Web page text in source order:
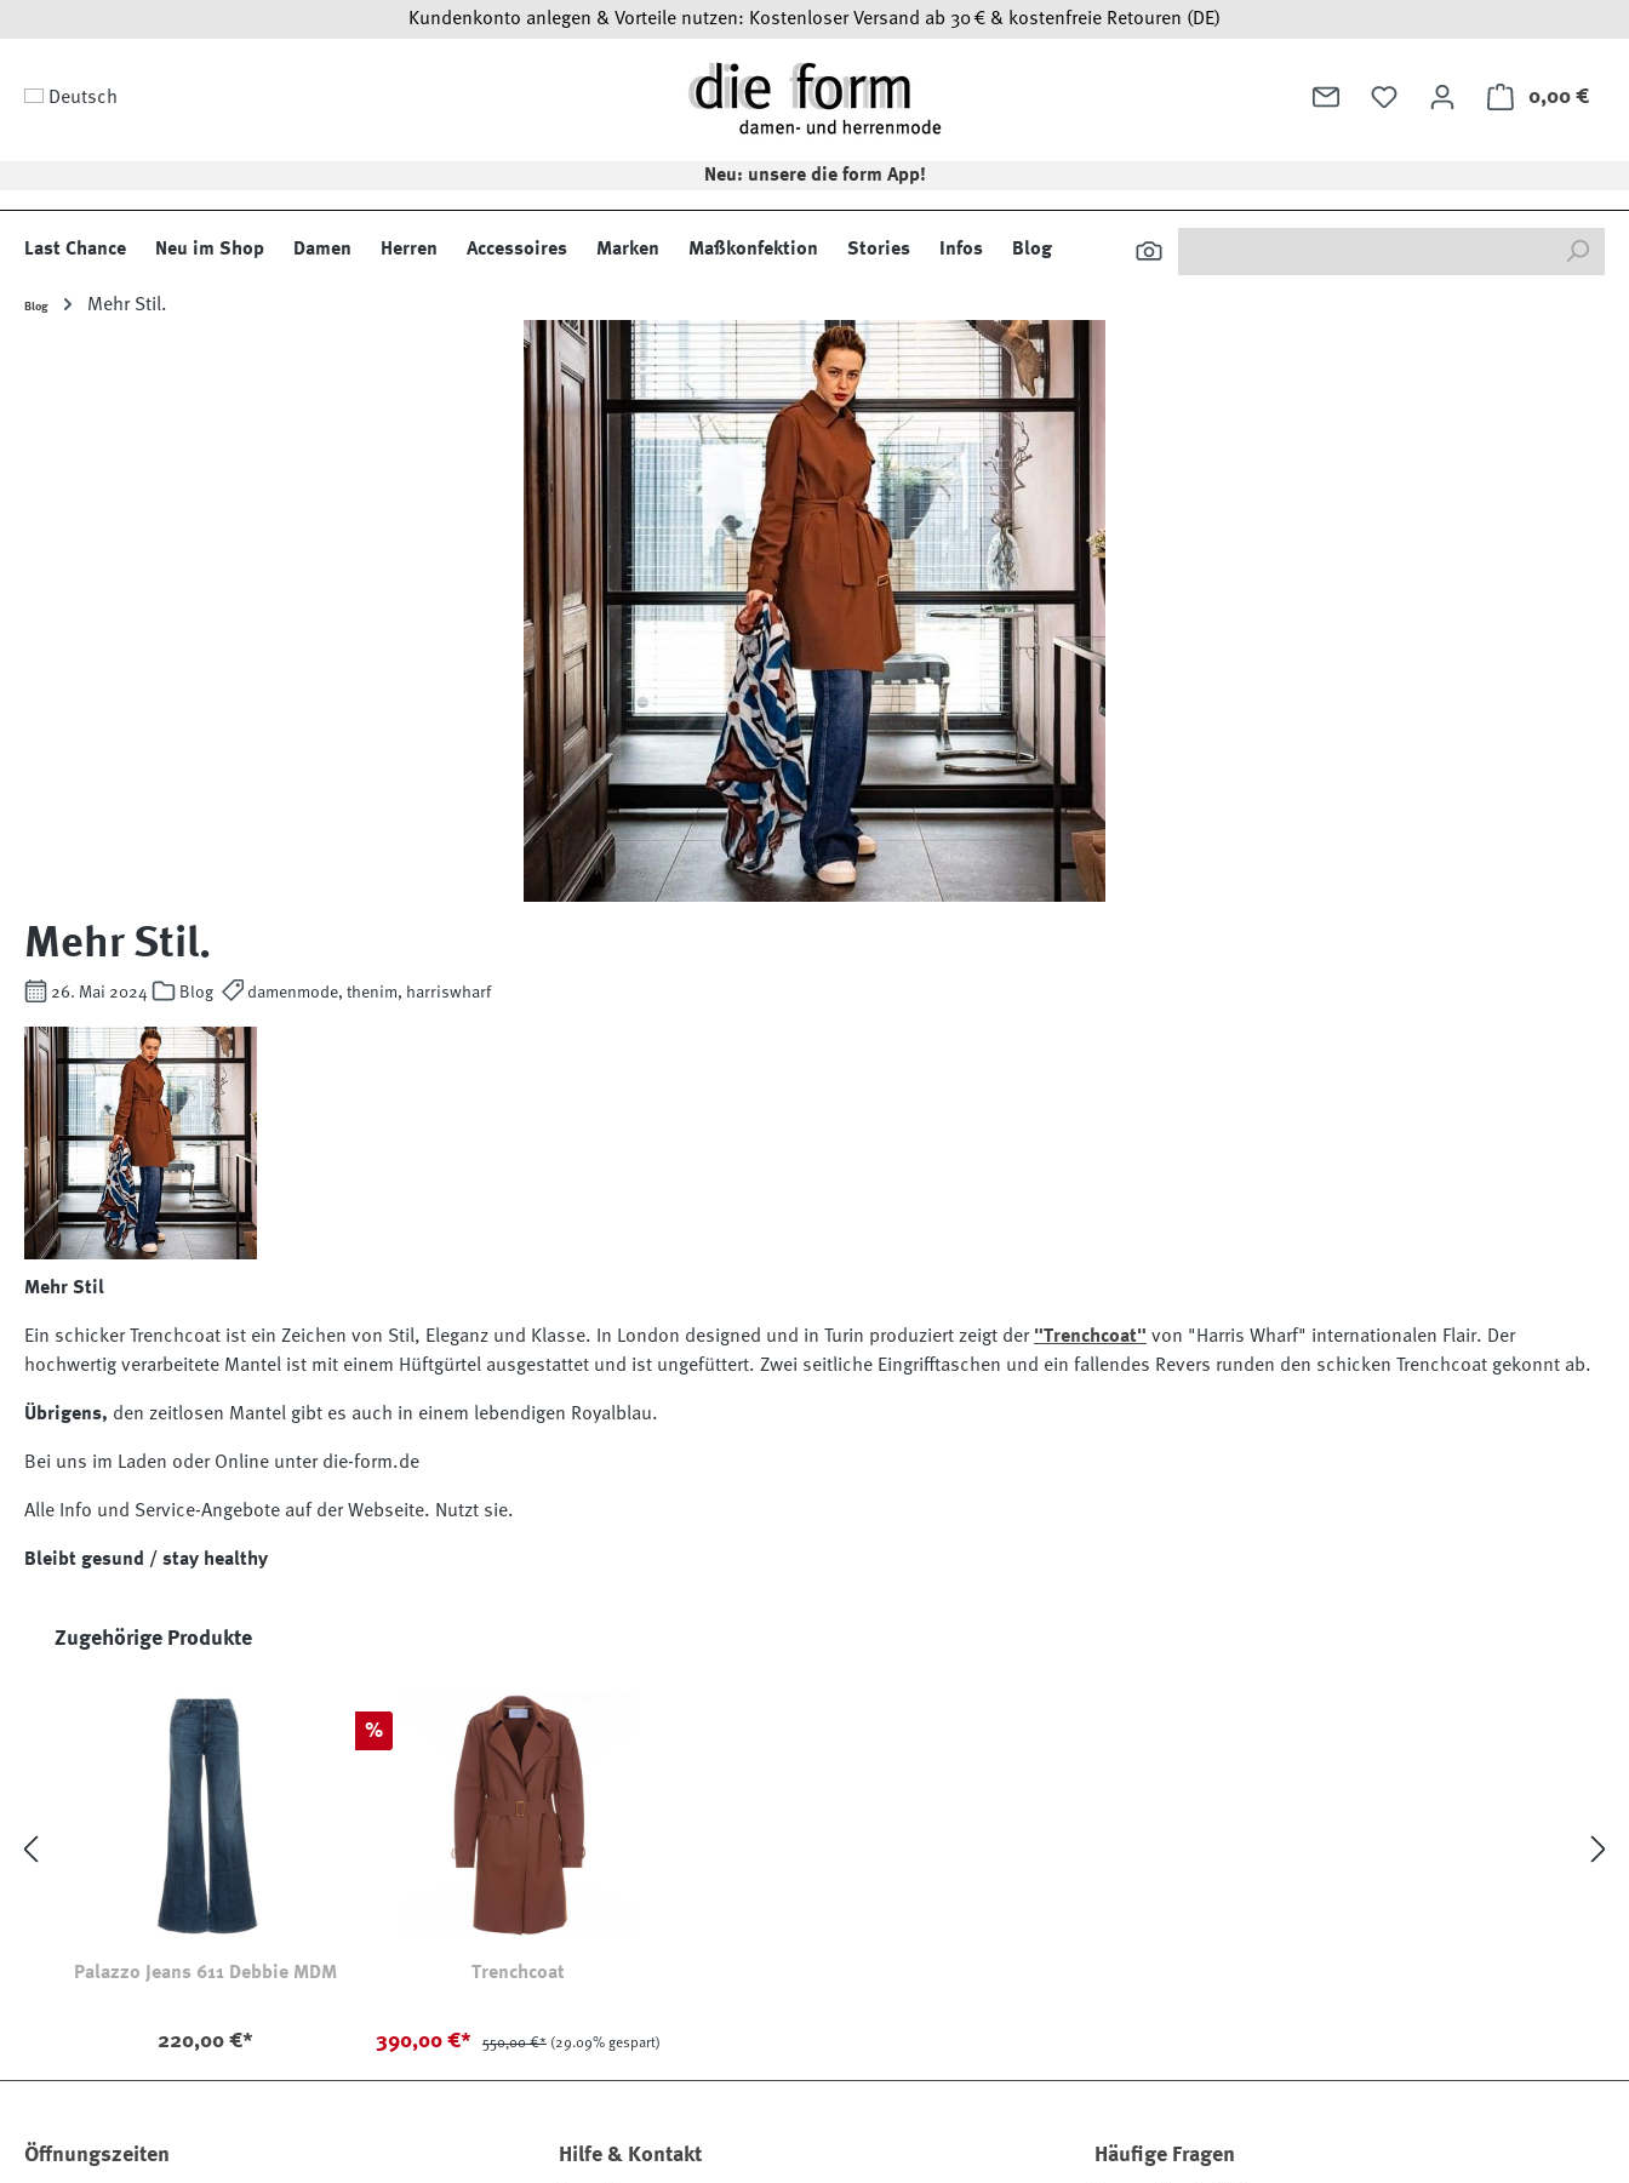
Kundenkonto anlegen & Vorteile nutzen: Kostenloser Versand ab 30 € & kostenfreie Retouren (DE)
Deutsch 0,00 €
Neu: unsere die form App!
Last Chance Neu im Shop Damen Herren Accessoires Marken Maßkonfektion Stories Infos Blog
Blog Mehr Stil.
Mehr Stil.
26. Mai 2024 Blog damenmode, thenim, harriswharf
Mehr Stil
Ein schicker Trenchcoat ist ein Zeichen von Stil, Eleganz und Klasse. In London designed und in Turin produziert zeigt der "Trenchcoat" von "Harris Wharf" internationalen Flair. Der
hochwertig verarbeitete Mantel ist mit einem Hüftgürtel ausgestattet und ist ungefüttert. Zwei seitliche Eingrifftaschen und ein fallendes Revers runden den schicken Trenchcoat gekonnt ab.
Übrigens, den zeitlosen Mantel gibt es auch in einem lebendigen Royalblau.
Bei uns im Laden oder Online unter die-form.de
Alle Info und Service-Angebote auf der Webseite. Nutzt sie.
Bleibt gesund / stay healthy
Produktgalerie überspringen
Zugehörige Produkte
Palazzo Jeans 611 Debbie MDM
220,00 €*
Rabatt
%
Trenchcoat
390,00 €* 550,00 €* (29.09% gespart)
Öffnungszeiten Hilfe & Kontakt Häufige Fragen